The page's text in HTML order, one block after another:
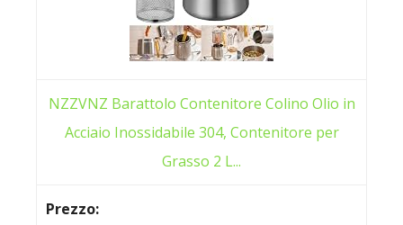
NZZVNZ Barattolo Contenitore Colino Olio in
Acciaio Inossidabile 304, Contenitore per
Grasso 2 L...